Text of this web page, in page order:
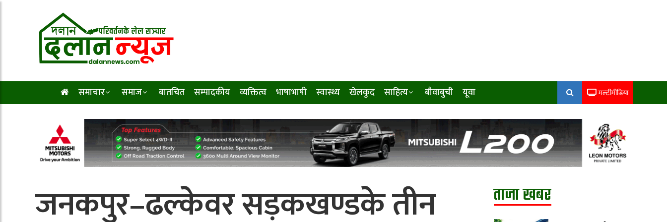
समाचार समाज बातचित सम्पादकीय व्यक्तित्व भाषाभाषी स्वास्थ्य खेलकुद साहित्य बौवाबुची यूवा मल्टीमीडिया
जनकपुर–ढल्केवर सड़कखण्डके तीन ताजा खबर